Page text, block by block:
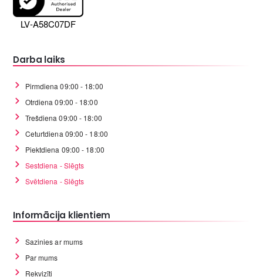
LV-A58C07DF
Darba laiks
Pirmdiena 09:00 - 18:00
Otrdiena 09:00 - 18:00
Trešdiena 09:00 - 18:00
Ceturtdiena 09:00 - 18:00
Piektdiena 09:00 - 18:00
Sestdiena - Slēgts
Svētdiena - Slēgts
Informācija klientiem
Sazinies ar mums
Par mums
Rekvizīti